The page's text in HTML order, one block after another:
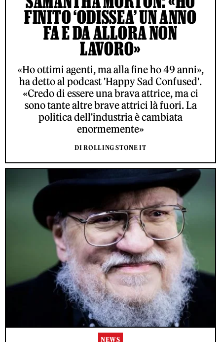
FINITO ‘ODISSEA’ UN ANNO
FA E DA ALLORA NON
LAVORO»
«Ho ottimi agenti, ma alla fine ho 49 anni»,
ha detto al podcast 'Happy Sad Confused'.
«Credo di essere una brava attrice, ma ci
sono tante altre brave attrici là fuori. La
politica dell'industria è cambiata
enormemente»
DI ROLLING STONE IT
NEWS